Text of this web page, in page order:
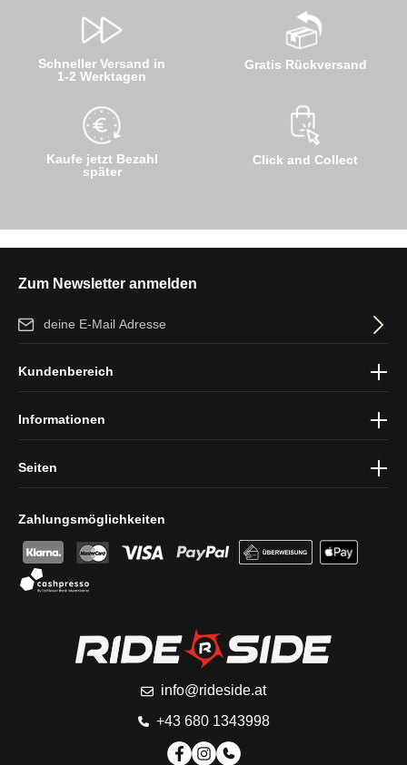
Schneller Versand in
1-2 Werktagen
Kaufe jetzt Bezahl
später
Gratis Rückversand
Click and Collect
Zum Newsletter anmelden
E-Mail-Adresse*
und dieAGBgelesen und bin mit ihnen einverstanden.
Zahlungsmöglichkeiten
info@rideside.at
+43 680 1343998
Kundenbereich
Informationen
Seiten